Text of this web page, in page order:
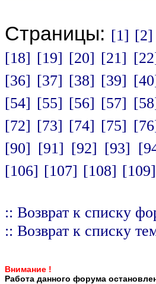
Страницы: [1] [2]
[18] [19] [20] [21]
[36] [37] [38] [39]
[54] [55] [56] [57]
[72] [73] [74] [75]
[90] [91] [92] [93]
[106] [107] [108] [109]
:: Возврат к списку
:: Возврат к списку
Внимание !
Работа данного форума